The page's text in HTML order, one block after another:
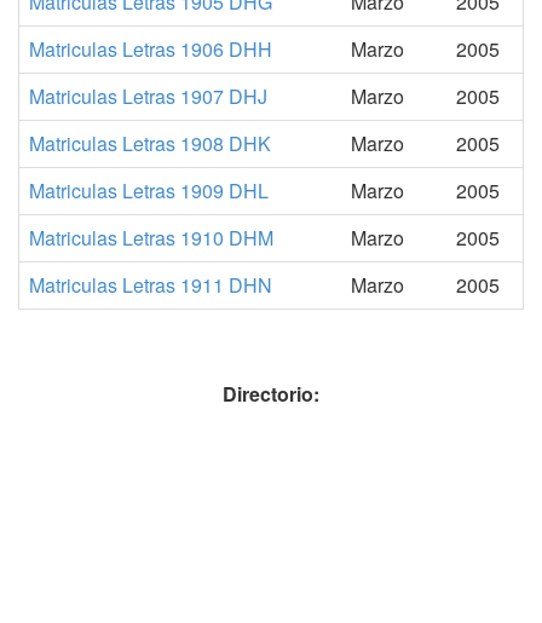
Matriculas Letras 1906 DHH
Marzo
2005
Matriculas Letras 1907 DHJ
Marzo
2005
Matriculas Letras 1908 DHK
Marzo
2005
Matriculas Letras 1909 DHL
Marzo
2005
Matriculas Letras 1910 DHM
Marzo
2005
Matriculas Letras 1911 DHN
Marzo 2005
Directorio: